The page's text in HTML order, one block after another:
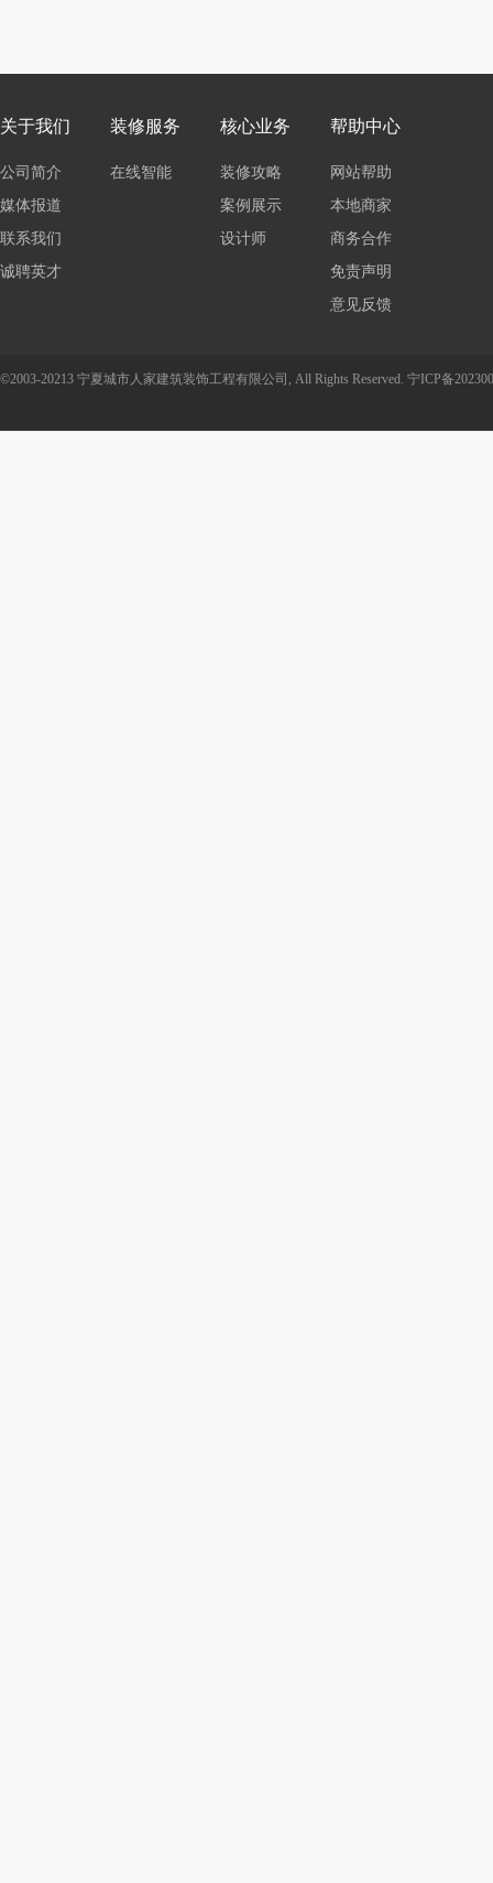
关于我们
公司简介
媒体报道
联系我们
诚聘英才
装修服务
在线智能
核心业务
装修攻略
案例展示
设计师
帮助中心
网站帮助
本地商家
商务合作
免责声明
意见反馈
©2003-20213 宁夏城市人家建筑装饰工程有限公司, All Rights Reserved. 宁ICP备